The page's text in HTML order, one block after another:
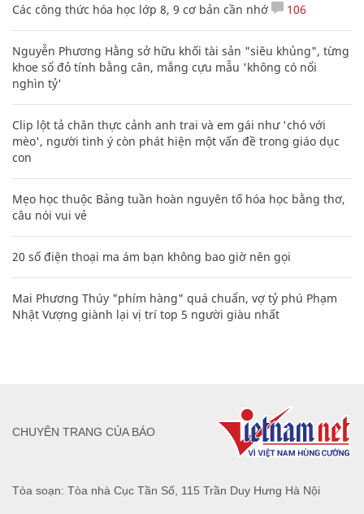
Các công thức hóa học lớp 8, 9 cơ bản cần nhớ 106
Nguyễn Phương Hằng sở hữu khối tài sản "siêu khủng", từng
khoe sổ đỏ tính bằng cân, mắng cựu mẫu 'không có nổi
nghìn tỷ'
Clip lột tả chân thực cảnh anh trai và em gái như 'chó với
mèo', người tinh ý còn phát hiện một vấn đề trong giáo dục
con
Mẹo học thuộc Bảng tuần hoàn nguyên tố hóa học bằng thơ,
câu nói vui vẻ
20 số điện thoại ma ám bạn không bao giờ nên gọi
Mai Phương Thúy "phím hàng" quá chuẩn, vợ tỷ phú Phạm
Nhật Vượng giành lại vị trí top 5 người giàu nhất
Tòa soạn: Tòa nhà Cục Tần Số, 115 Trần Duy Hưng Hà Nội
CHUYÊN TRANG CỦA BÁO